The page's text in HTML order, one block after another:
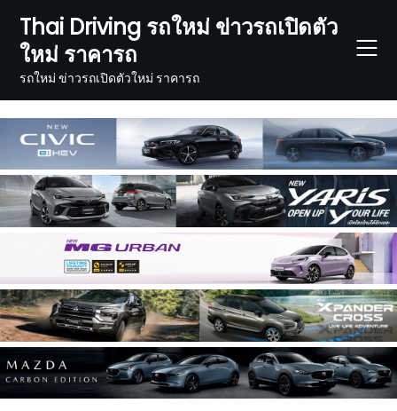
content
Thai Driving รถใหม่ ข่าวรถเปิดตัว
ใหม่ ราคารถ
รถใหม่ ข่าวรถเปิดตัวใหม่ ราคารถ